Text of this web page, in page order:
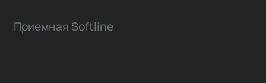
Приемная Softline